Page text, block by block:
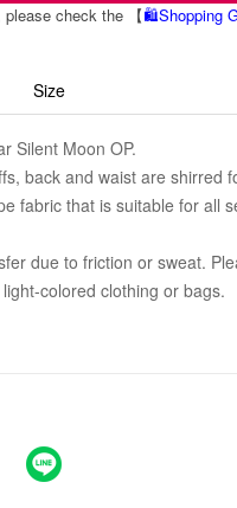
check the 【🛍️Shopping
Size
Silent Moon OP.
back and waist are shirred
fabric that is suitable for all
due to friction or sweat.
colored clothing or bags.